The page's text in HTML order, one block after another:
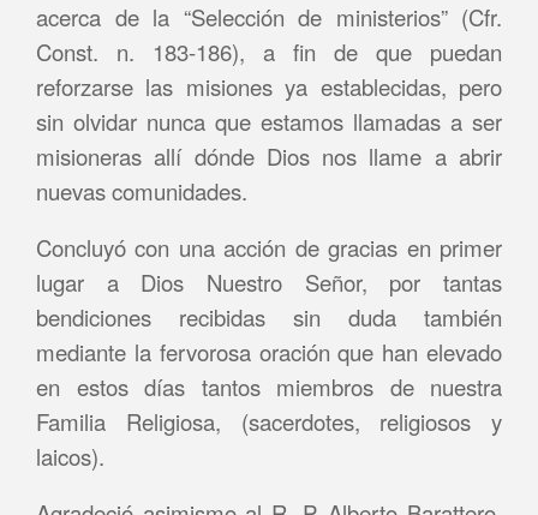
acerca de la “Selección de ministerios” (Cfr.
Const. n. 183-186), a fin de que puedan
reforzarse las misiones ya establecidas, pero
sin olvidar nunca que estamos llamadas a ser
misioneras allí dónde Dios nos llame a abrir
nuevas comunidades.
Concluyó con una acción de gracias en primer
lugar a Dios Nuestro Señor, por tantas
bendiciones recibidas sin duda también
mediante la fervorosa oración que han elevado
en estos días tantos miembros de nuestra
Familia Religiosa, (sacerdotes, religiosos y
laicos).